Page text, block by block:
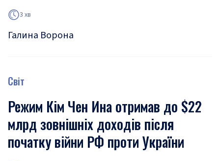
3 хв
Галина Ворона
Світ
Режим Кім Чен Ина отримав до $22
млрд зовнішніх доходів після
початку війни РФ проти України